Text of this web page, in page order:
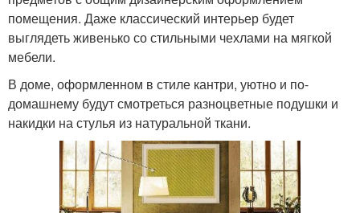
помещения. Даже классический интерьер будет
выглядеть живенько со стильными чехлами на мягкой
мебели.
В доме, оформленном в стиле кантри, уютно и по-
домашнему будут смотреться разноцветные подушки и
накидки на стулья из натуральной ткани.